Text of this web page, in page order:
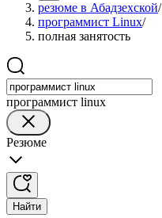
резюме в Абадзехской/
программист Linux/
полная занятость
программист linux
Резюме
Найти